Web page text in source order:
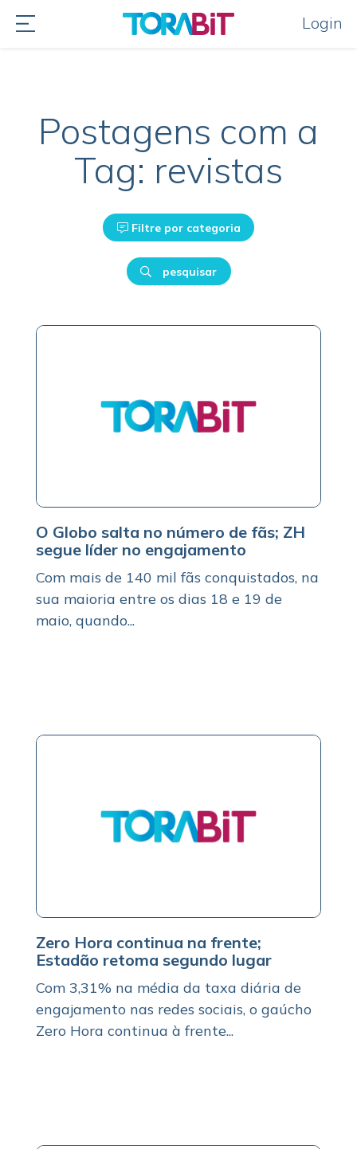
Login
Postagens com a
Tag: revistas
Filtre por categoria
pesquisar
O Globo salta no número de fãs; ZH
segue líder no engajamento
Com mais de 140 mil fãs conquistados, na
sua maioria entre os dias 18 e 19 de
maio, quando...
Zero Hora continua na frente;
Estadão retoma segundo lugar
Com 3,31% na média da taxa diária de
engajamento nas redes sociais, o gaúcho
Zero Hora continua à frente...